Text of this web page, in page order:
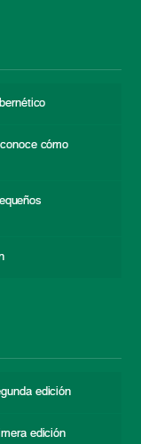
cómo
edición
edición